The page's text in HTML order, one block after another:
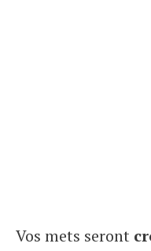
Vos mets seront